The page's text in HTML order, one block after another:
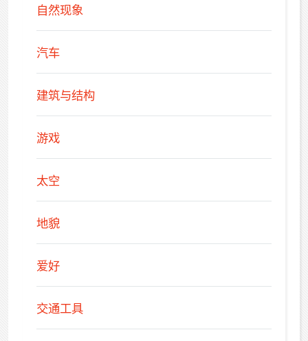
自然现象
汽车
建筑与结构
游戏
太空
地貌
爱好
交通工具